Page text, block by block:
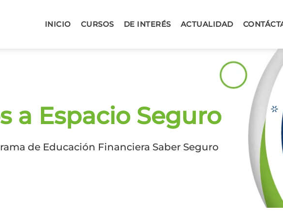
INICIO CURSOS DE INTERÉS ACTUALIDAD
a Espacio Seguro
de Educación Financiera Saber Seguro